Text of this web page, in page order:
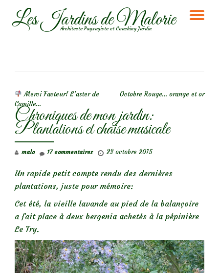
AllerLes Jardins de Malorie
Architecte Paysagiste et Coaching Jardin
Merci Facteur! L’aster de
Camille…
Octobre Rouge… orange et or
Chroniques de mon jardin:
Plantations et chaise musicale
malo 23 octobre 2015
17 commentaires
Un rapide petit compte rendu des dernières
plantations, juste pour mémoire:
Cet été, la vieille lavande au pied de la balançoire
a fait place à deux bergenia achetés à la pépinière
Le Try.